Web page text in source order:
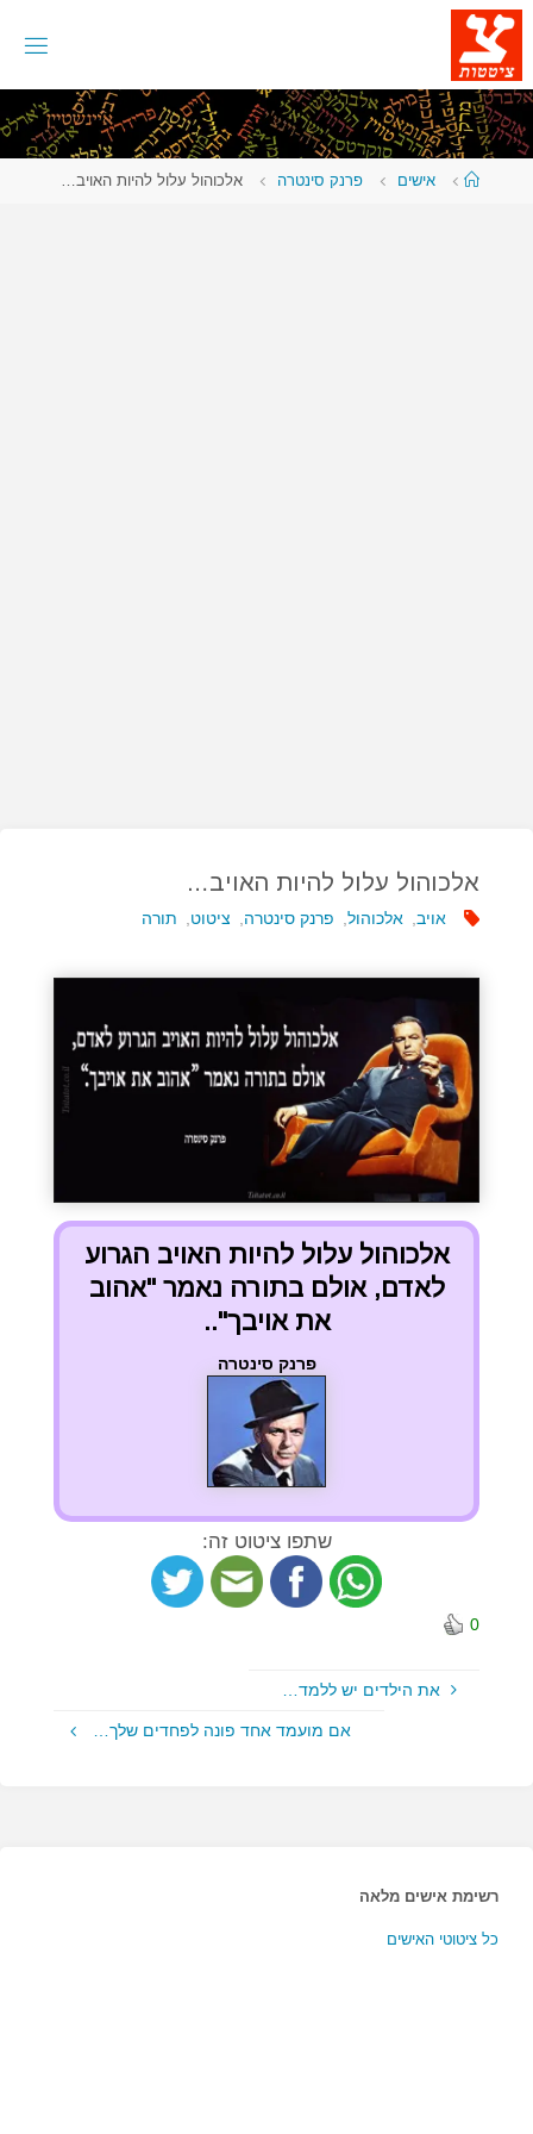
דלגו
לתוכן
עמודאישים פרנק סינטרה אלכוהול עלול להיות האויב…
אלכוהול עלול להיות האויב…
אויב אלכוהול פרנק סינטרה ציטוט תורה
אלכוהול עלול להיות האויב הגרוע
לאדם, אולם בתורה נאמר "אהוב
את אויבך"..
פרנק סינטרה
שתפו ציטוט זה:
0
את הילדים יש ללמד…
אם מועמד אחד פונה לפחדים שלך…
רשימת אישים מלאה
כל ציטוטי האישים